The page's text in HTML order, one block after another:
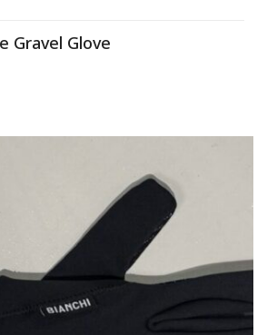
Gravel Glove